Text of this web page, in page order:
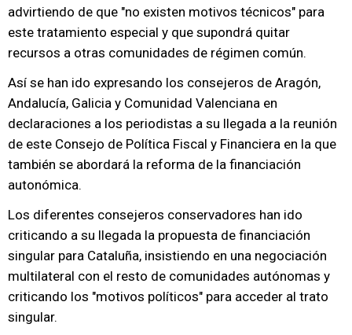
advirtiendo de que "no existen motivos técnicos" para
este tratamiento especial y que supondrá quitar
recursos a otras comunidades de régimen común.
Así se han ido expresando los consejeros de Aragón,
Andalucía, Galicia y Comunidad Valenciana en
declaraciones a los periodistas a su llegada a la reunión
de este Consejo de Política Fiscal y Financiera en la que
también se abordará la reforma de la financiación
autonómica.
Los diferentes consejeros conservadores han ido
criticando a su llegada la propuesta de financiación
singular para Cataluña, insistiendo en una negociación
multilateral con el resto de comunidades autónomas y
criticando los "motivos políticos" para acceder al trato
singular.